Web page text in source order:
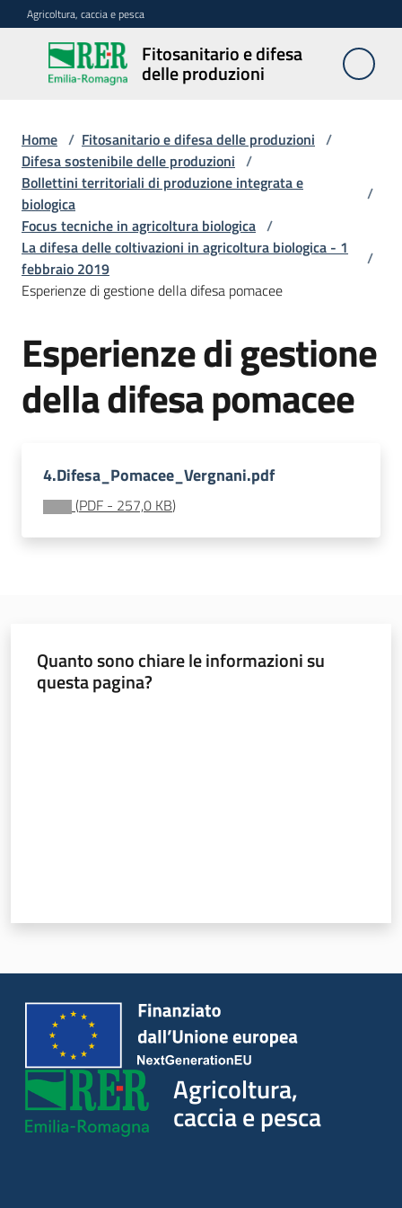
Vai al contenuto
Vai alla navigazione
Vai al footer
Agricoltura, caccia e pesca
Fitosanitario e difesa
delle produzioni
Fitosanitario
e difesa
produzioni
Avversità
delle
piante
Difesa
sostenibile
Vivaismo
Agricoltura,
caccia e
Home / Fitosanitario e difesa delle produzioni /
Difesa sostenibile delle produzioni /
Bollettini territoriali di produzione integrata e
biologica
/
Focus tecniche in agricoltura biologica /
La difesa delle coltivazioni in agricoltura biologica - 1
febbraio 2019
/
Esperienze di gestione della difesa pomacee
Esperienze di gestione
della difesa pomacee
4.Difesa_Pomacee_Vergnani.pdf
(PDF - 257,0 KB)
Quanto sono chiare le informazioni su
questa pagina?
Agricoltura,
caccia e pesca